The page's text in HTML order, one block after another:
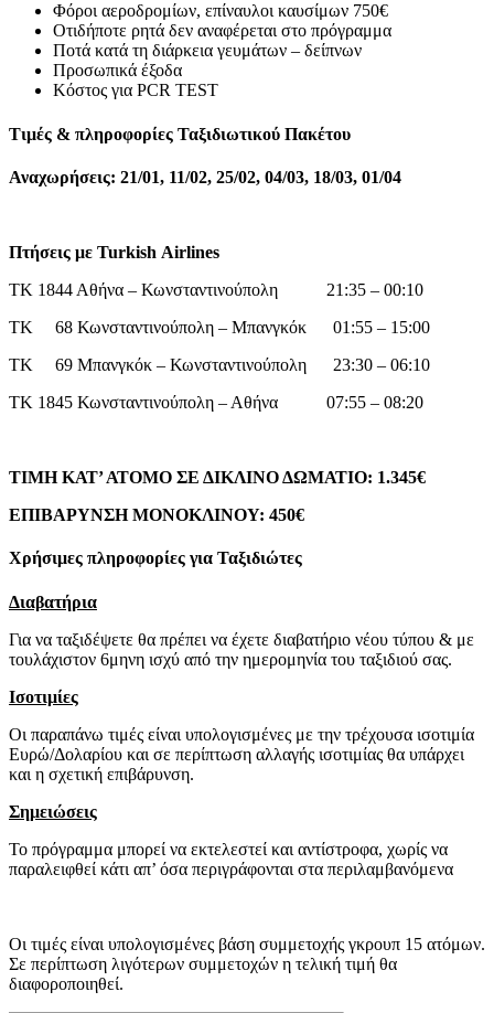
Φόροι αεροδρομίων, επίναυλοι καυσίμων 750€
Οτιδήποτε ρητά δεν αναφέρεται στο πρόγραμμα
Ποτά κατά τη διάρκεια γευμάτων – δείπνων
Προσωπικά έξοδα
Κόστος για PCR TEST
Τιμές & πληροφορίες Ταξιδιωτικού Πακέτου
Αναχωρήσεις: 21/01, 11/02, 25/02, 04/03, 18/03, 01/04
Πτήσεις με Turkish Airlines
ΤΚ 1844 Αθήνα – Κωνσταντινούπολη 21:35 – 00:10
ΤΚ 68 Κωνσταντινούπολη – Μπανγκόκ 01:55 – 15:00
ΤΚ 69 Μπανγκόκ – Κωνσταντινούπολη 23:30 – 06:10
ΤΚ 1845 Κωνσταντινούπολη – Αθήνα 07:55 – 08:20
ΤΙΜΗ ΚΑΤ’ ΑΤΟΜΟ ΣΕ ΔΙΚΛΙΝΟ ΔΩΜΑΤΙΟ: 1.345€
ΕΠΙΒΑΡΥΝΣΗ ΜΟΝΟΚΛΙΝΟΥ: 450€
Χρήσιμες πληροφορίες για Ταξιδιώτες
Διαβατήρια
Για να ταξιδέψετε θα πρέπει να έχετε διαβατήριο νέου τύπου & με
τουλάχιστον 6μηνη ισχύ από την ημερομηνία του ταξιδιού σας.
Ισοτιμίες
Οι παραπάνω τιμές είναι υπολογισμένες με την τρέχουσα ισοτιμία
Ευρώ/Δολαρίου και σε περίπτωση αλλαγής ισοτιμίας θα υπάρχει
και η σχετική επιβάρυνση.
Σημειώσεις
Το πρόγραμμα μπορεί να εκτελεστεί και αντίστροφα, χωρίς να
παραλειφθεί κάτι απ’ όσα περιγράφονται στα περιλαμβανόμενα
Οι τιμές είναι υπολογισμένες βάση συμμετοχής γκρουπ 15 ατόμων.
Σε περίπτωση λιγότερων συμμετοχών η τελική τιμή θα
διαφοροποιηθεί.